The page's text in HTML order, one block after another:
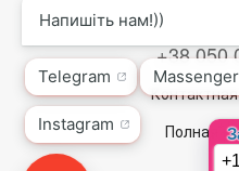
+48533867723
+38 050
Полная